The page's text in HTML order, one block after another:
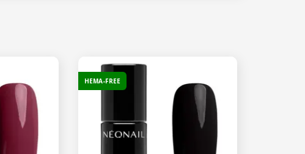
HEMA-FREE